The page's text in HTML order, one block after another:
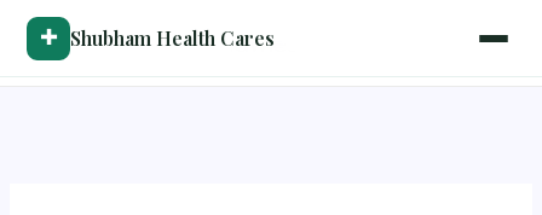
content
✚ Shubham Health Cares